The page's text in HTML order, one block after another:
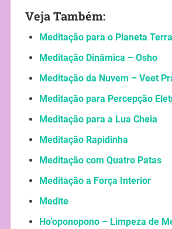
Veja Também:
Meditação para o Planeta Terra
Meditação Dinâmica – Osho
Meditação da Nuvem – Veet
Meditação para Percepção
Meditação para a Lua Cheia
Meditação Rapidinha
Meditação com Quatro Patas
Meditação a Força Interior
Medite
Ho’oponopono – Limpeza de